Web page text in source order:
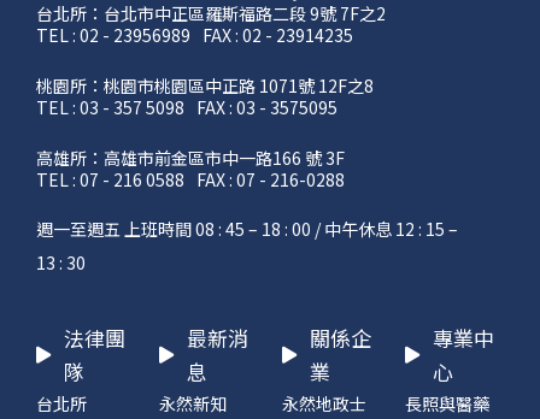
台北所：台北市中正區羅斯福路二段 9號 7F之2
TEL : 02 - 23956989 FAX : 02 - 23914235
桃園所：桃園市桃園區中正路 1071號 12F之8
TEL : 03 - 357 5098 FAX : 03 - 3575095
高雄所：高雄市前金區市中一路166 號 3F
TEL : 07 - 216 0588 FAX : 07 - 216-0288
週一至週五 上班時間 08 : 45 – 18 : 00 / 中午休息 12 : 15 –
13 : 30
法律團
隊
台北所
最新消
息
永然新知
關係企
業
永然地政士
專業中
心
長照與醫藥